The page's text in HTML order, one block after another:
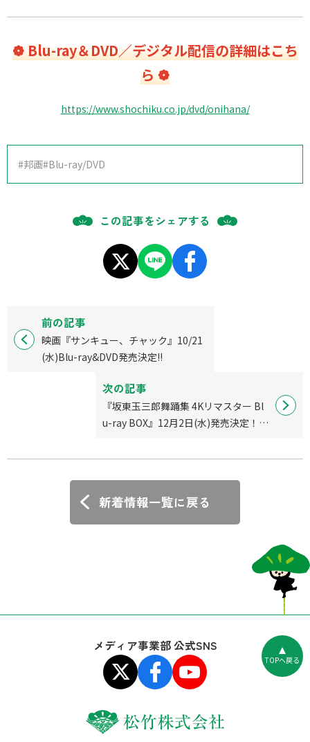
❁ Blu-ray＆DVD／デジタル配信の詳細はこち
ら ❁
https://www.shochiku.co.jp/dvd/onihana/
#邦画#Blu-ray/DVD
この記事をシェアする
前の記事
映画『サンキュー、チャック』10/21
(水)Blu-ray&DVD発売決定!!
次の記事
『坂東玉三郎舞踊集 4Kリマスター Bl
u-ray BOX』12月2日(水)発売決定！松
新着情報一覧に戻る
TOPへ戻る
メディア事業部 公式SNS